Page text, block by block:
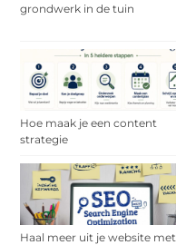
grondwerk in de tuin
Hoe maak je een content
strategie
Haal meer uit je website met